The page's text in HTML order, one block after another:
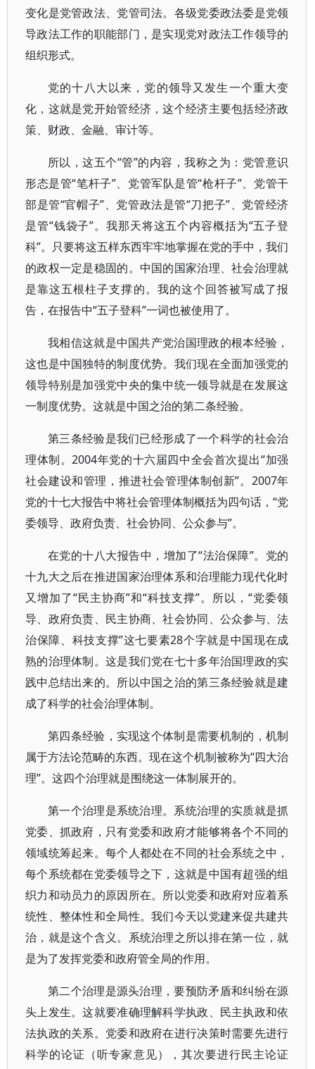
变化是党管政法、党管司法。各级党委政法委是党领
导政法工作的职能部门，是实现党对政法工作领导的
组织形式。
党的十八大以来，党的领导又发生一个重大变
化，这就是党开始管经济，这个经济主要包括经济政
策、财政、金融、审计等。
所以，这五个“管”的内容，我称之为：党管意识
形态是管“笔杆子”、党管军队是管“枪杆子”、党管干
部是管“官帽子”、党管政法是管“刀把子”、党管经济
是管“钱袋子”。我那天将这五个内容概括为“五子登
科”。只要将这五样东西牢牢地掌握在党的手中，我们
的政权一定是稳固的。中国的国家治理、社会治理就
是靠这五根柱子支撑的。我的这个回答被写成了报
告，在报告中“五子登科”一词也被使用了。
我相信这就是中国共产党治国理政的根本经验，
这也是中国独特的制度优势。我们现在全面加强党的
领导特别是加强党中央的集中统一领导就是在发展这
一制度优势。这就是中国之治的第二条经验。
第三条经验是我们已经形成了一个科学的社会治
理体制。2004年党的十六届四中全会首次提出“加强
社会建设和管理，推进社会管理体制创新”。2007年
党的十七大报告中将社会管理体制概括为四句话，“党
委领导、政府负责、社会协同、公众参与”。
在党的十八大报告中，增加了“法治保障”。党的
十九大之后在推进国家治理体系和治理能力现代化时
又增加了“民主协商”和“科技支撑”。所以，“党委领
导、政府负责、民主协商、社会协同、公众参与、法
治保障、科技支撑”这七要素28个字就是中国现在成
熟的治理体制。这是我们党在七十多年治国理政的实
践中总结出来的。所以中国之治的第三条经验就是建
成了科学的社会治理体制。
第四条经验，实现这个体制是需要机制的，机制
属于方法论范畴的东西。现在这个机制被称为“四大治
理”。这四个治理就是围绕这一体制展开的。
第一个治理是系统治理。系统治理的实质就是抓
党委、抓政府，只有党委和政府才能够将各个不同的
领域统筹起来。每个人都处在不同的社会系统之中，
每个系统都在党委领导之下，这就是中国有超强的组
织力和动员力的原因所在。所以党委和政府对应着系
统性、整体性和全局性。我们今天以党建来促共建共
治，就是这个含义。系统治理之所以排在第一位，就
是为了发挥党委和政府管全局的作用。
第二个治理是源头治理，要预防矛盾和纠纷在源
头上发生。这就要准确理解科学执政、民主执政和依
法执政的关系。党委和政府在进行决策时需要先进行
科学的论证（听专家意见），其次要进行民主论证